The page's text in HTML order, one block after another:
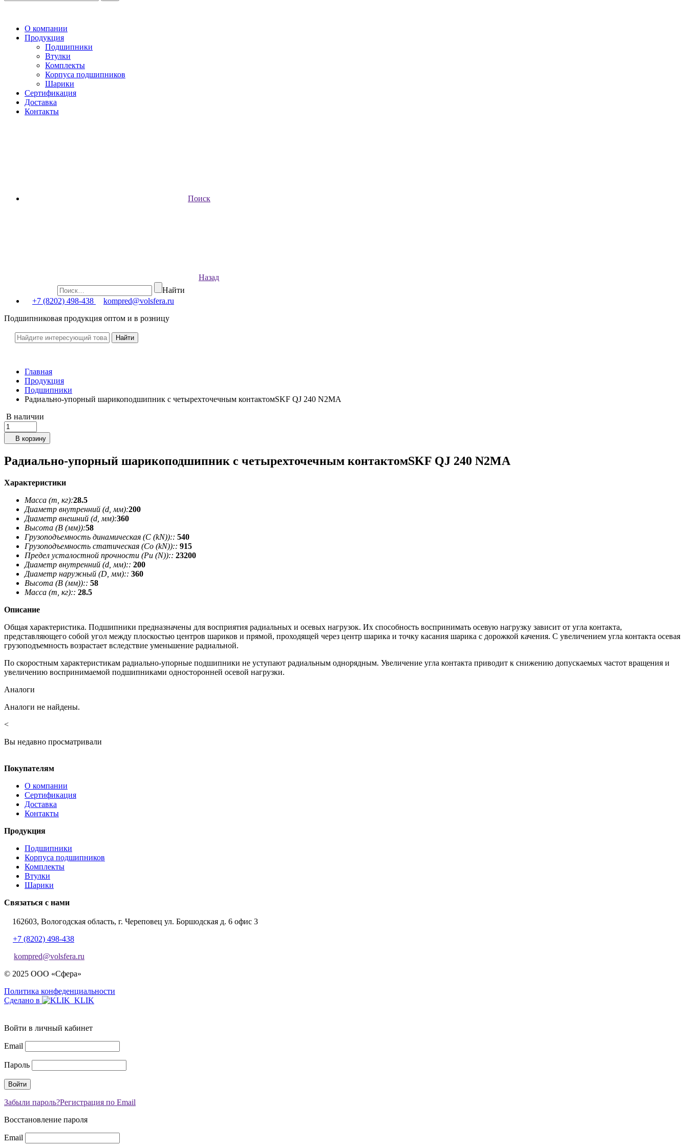
О компании
Продукция
Подшипники
Втулки
Комплекты
Корпуса подшипников
Шарики
Сертификация
Доставка
Контакты
Поиск
Назад
Найти
+7 (8202) 498-438
kompred@volsfera.ru
Подшипниковая продукция оптом и в розницу
Главная
Продукция
Подшипники
Радиально-упорный шарикоподшипник с четырехточечным контактомSKF QJ 240 N2MA
В наличии
В корзину
Радиально-упорный шарикоподшипник с четырехточечным контактомSKF QJ 240 N2MA
Характеристики
Масса (m, кг):28.5
Диаметр внутренний (d, мм):200
Диаметр внешний (d, мм):360
Высота (В (мм)):58
Грузоподъемность динамическая (C (kN)):: 540
Грузоподъемность статическая (Co (kN)):: 915
Предел усталостной прочности (Pu (N)):: 23200
Диаметр внутренний (d, мм):: 200
Диаметр наружный (D, мм):: 360
Высота (В (мм)):: 58
Масса (m, кг):: 28.5
Описание
Общая характеристика. Подшипники предназначены для восприятия радиальных и осевых нагрузок. Их способность воспринимать осевую нагрузку зависит от угла контакта,
представляющего собой угол между плоскостью центров шариков и прямой, проходящей через центр шарика и точку касания шарика с дорожкой качения. С увеличением угла контакта осевая
грузоподъемность возрастает вследствие уменьшение радиальной.
По скоростным характеристикам радиально-упорные подшипники не уступают радиальным однорядным. Увеличение угла контакта приводит к снижению допускаемых частот вращения и
увеличению воспринимаемой подшипниками односторонней осевой нагрузки.
Аналоги
Аналоги не найдены.
<
Вы недавно просматривали
Покупателям
О компании
Сертификация
Доставка
Контакты
Продукция
Подшипники
Корпуса подшипников
Комплекты
Втулки
Шарики
Связаться с нами
162603, Вологодская область, г. Череповец ул. Боршодская д. 6 офис 3
+7 (8202) 498-438
kompred@volsfera.ru
© 2025 ООО «Сфера»
Политика конфеденциальности
Сделано в
Войти в личный кабинет
Email
Пароль
Забыли пароль?Регистрация по Email
Восстановление пароля
Email